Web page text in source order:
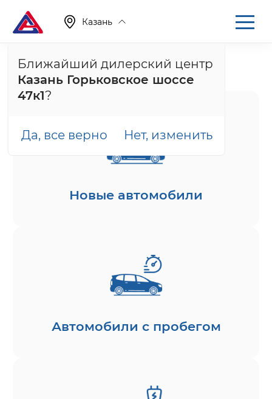
Казань
Ближайший дилерский центр
Казань Горьковское шоссе
47к1?
Да, все верно Нет, изменить
Главная Каталог
Новые автомобили
Автомобили с пробегом